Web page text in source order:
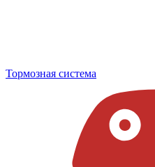
Тормозная система